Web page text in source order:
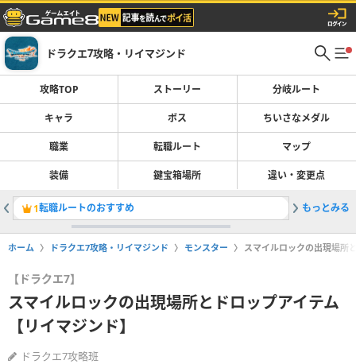
ドラクエ7攻略・リイマジンド
攻略TOP ストーリー 分岐ルート
キャラ ボス ちいさなメダル
職業 転職ルート マップ
装備 鍵宝箱場所 違い・変更点
1転職ルートのおすすめ 2ストー
もっとみる
ホーム ドラクエ7攻略・リイマジンド モンスター スマイルロックの出現場所
【ドラクエ7】
スマイルロックの出現場所とドロップアイテム
【リイマジンド】
ドラクエ7攻略班